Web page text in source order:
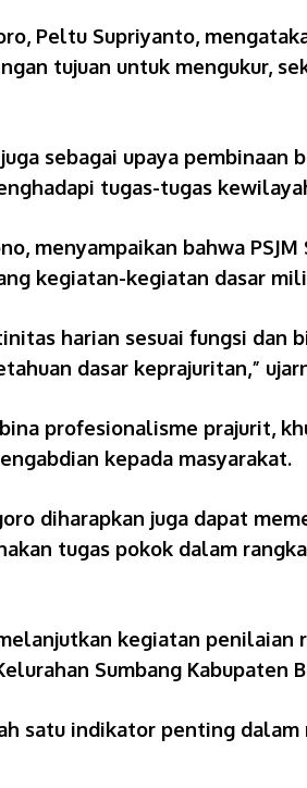
Peltu Supriyanto,
tujuan untuk mengukur,
sebagai upaya pembinaan
tugas-tugas
menyampaikan bahwa
kegiatan-kegiatan dasar
harian sesuai fungsi dan
dasar keprajuritan,”
profesionalisme prajurit,
kepada masyarakat.
diharapkan juga dapat
tugas pokok dalam
kegiatan
Sumbang Kabupaten
satu indikator penting